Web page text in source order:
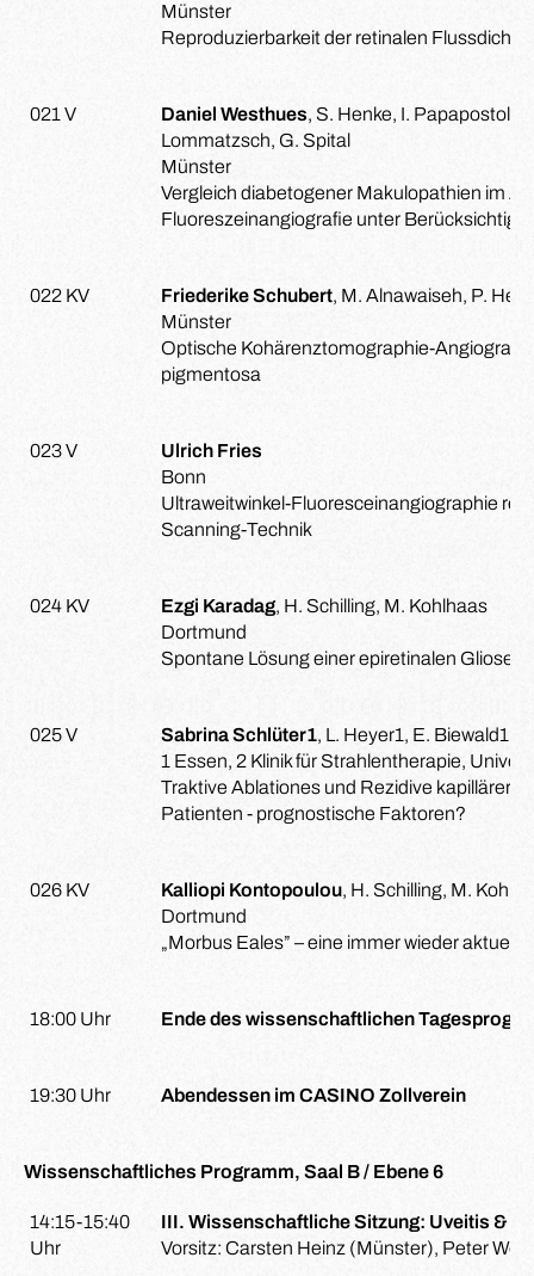
Münster
Reproduzierbarkeit der retinalen
021 V Daniel Westhues, S. Henke, I.
Lommatzsch, G. Spital
Münster
Vergleich diabetogener Makulopathien im
Fluoreszeinangiografie unter
022 KV Friederike Schubert, M. Alnawaiseh, P.
Münster
Optische Kohärenztomographie-
pigmentosa
023 V
Ulrich Fries
Bonn
Ultraweitwinkel-Fluoresceinangiographie
Scanning-Technik
024 KV Ezgi Karadag, H. Schilling, M. Kohlhaas
Dortmund
Spontane Lösung einer epiretinalen Gliose
025 V Sabrina Schlüter1, L. Heyer1, E. Biewald1,
1 Essen, 2 Klinik für Strahlentherapie,
Traktive Ablationes und Rezidive kapillärer
Patienten - prognostische Faktoren?
026 KV Kalliopi Kontopoulou, H. Schilling, M.
Dortmund
„Morbus Eales” – eine immer wieder
18:00 Uhr Ende des wissenschaftlichen
19:30 Uhr Abendessen im CASINO Zollverein
Wissenschaftliches Programm, Saal B / Ebene 6
14:15-15:40
Uhr
III. Wissenschaftliche Sitzung: Uveitis &
Vorsitz: Carsten Heinz (Münster), Peter